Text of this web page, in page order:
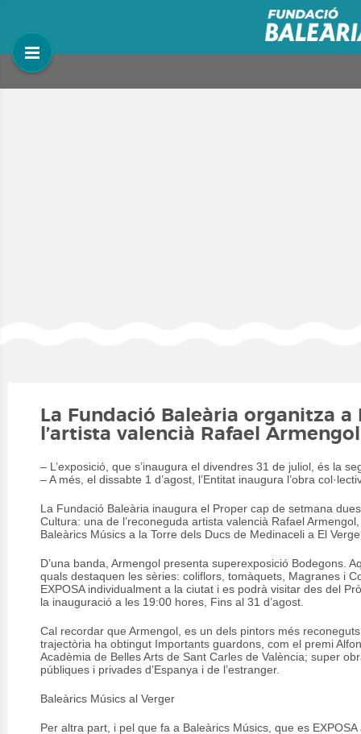
La Fundació Baleària organitza
l’artista valencià Rafael Armengol
– L’exposició, que s’inaugura el divendres 31 de juliol, és la
– A més, el dissabte 1 d’agost, l’Entitat inaugura l’obra
La Fundació Baleària inaugura el Proper cap de setmana
Cultura: una de l’reconeguda artista valencià Rafael
Baleàrics Músics a la Torre dels Ducs de Medinaceli a El
D’una banda, Armengol presenta superexposició Bodegons.
quals destaquen les sèries: coliflors, tomàquets, Magranes i
EXPOSA individualment a la ciutat i es podrà visitar des del
la inauguració a les 19:00 hores, Fins al 31 d’agost.
Cal recordar que Armengol, es un dels pintors més
trajectòria ha obtingut Importants guardons, com el premi
Acadèmia de Belles Arts de Sant Carles de València; super
públiques i privades d’Espanya i de l’estranger.
Baleàrics Músics al Verger
Per altra part, i pel que fa a Baleàrics Músics, que es